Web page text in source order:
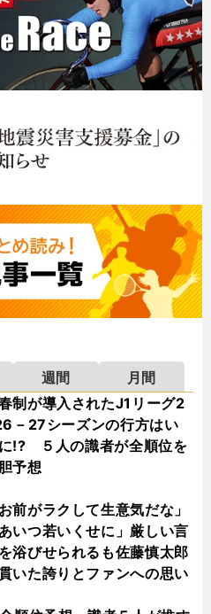
週間
月間
制が導入されたJ1リーグ2
－27シーズンの行方はい
!? ５人の識者が全順位を
予想
お前がラクして生意気だな」
あいつ若いくせに」厳しい言
浴びせられるも佐藤慎太郎
いた誇りとファンへの思い